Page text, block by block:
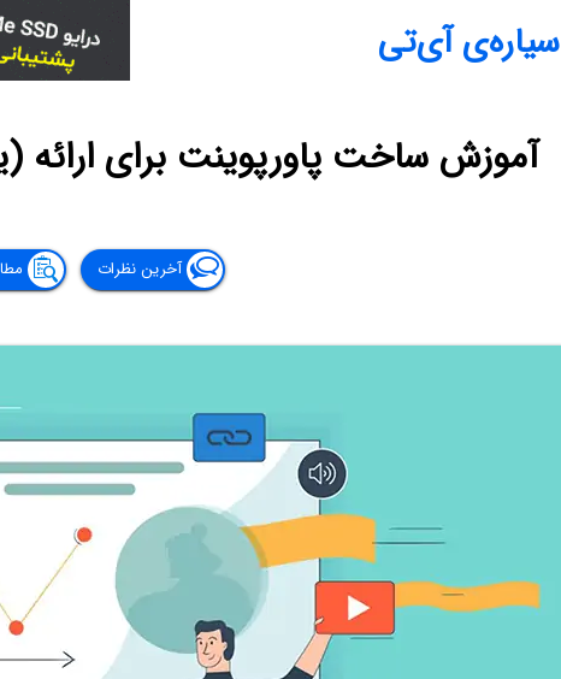
سیاره‌ی آی‌تی
آموزش ساخت پاورپوینت برای ارائه
آخرین نظرات